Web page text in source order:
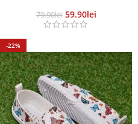
79.90Lei 59.90Lei
-22%